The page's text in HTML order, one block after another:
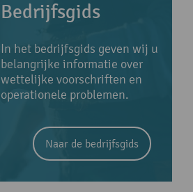
Bedrijfsgids
In het bedrijfsgids geven wij u
belangrijke informatie over
wettelijke voorschriften en
operationele problemen.
Naar de bedrijfsgids